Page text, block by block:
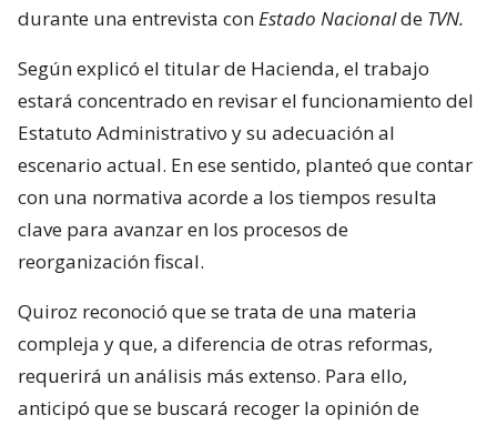
durante una entrevista conEstado Nacionalde TVN.
Según explicó el titular de Hacienda, el trabajo
estará concentrado en revisar el funcionamiento del
Estatuto Administrativo y su adecuación al
escenario actual. En ese sentido, planteó que contar
con una normativa acorde a los tiempos resulta
clave para avanzar en los procesos de
reorganización fiscal.
Quiroz reconoció que se trata de una materia
compleja y que, a diferencia de otras reformas,
requerirá un análisis más extenso. Para ello,
anticipó que se buscará recoger la opinión de